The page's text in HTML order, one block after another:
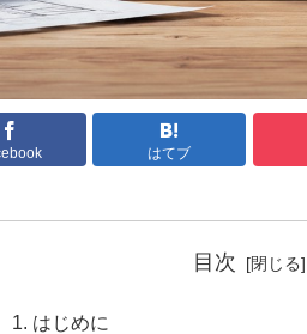
はてブ
目次
はじめに